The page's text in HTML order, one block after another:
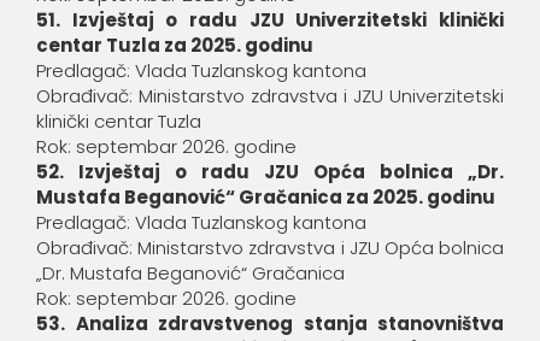
51. Izvještaj o radu JZU Univerzitetski klinički
centar Tuzla za 2025. godinu
Predlagač: Vlada Tuzlanskog kantona
Obrađivač: Ministarstvo zdravstva i JZU Univerzitetski
klinički centar Tuzla
Rok: septembar 2026. godine
52. Izvještaj o radu JZU Opća bolnica „Dr.
Mustafa Beganović“ Gračanica za 2025. godinu
Predlagač: Vlada Tuzlanskog kantona
Obrađivač: Ministarstvo zdravstva i JZU Opća bolnica
„Dr. Mustafa Beganović“ Gračanica
Rok: septembar 2026. godine
53. Analiza zdravstvenog stanja stanovništva